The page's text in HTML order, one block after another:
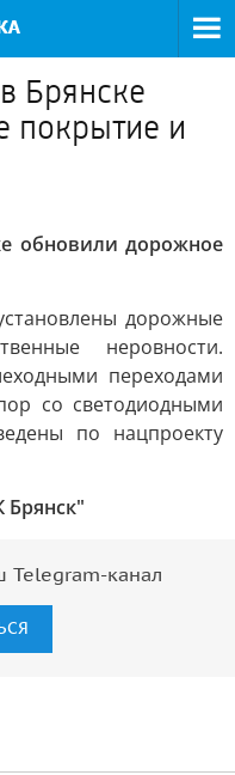
Брянске
покрытие и
обновили дорожное
дорожные
неровности.
переходами
со светодиодными
по нацпроекту
Брянск"
Telegram-канал